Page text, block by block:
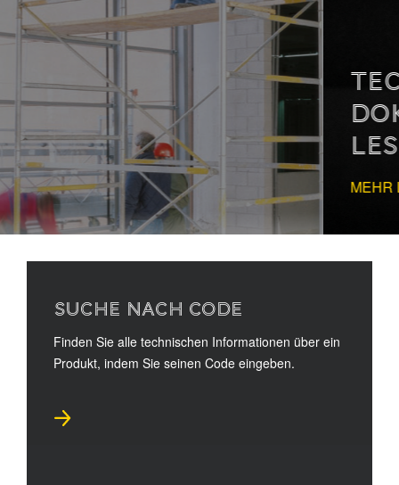
TECHNISCHE
DOKUMENTATION
LESEN
MEHR LESEN
SUCHE NACH CODE
Finden Sie alle technischen Informationen über ein
Produkt, indem Sie seinen Code eingeben.